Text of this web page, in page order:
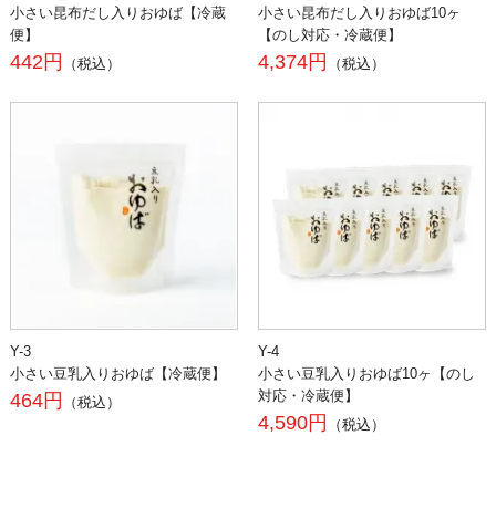
小さい昆布だし入りおゆば【冷蔵
便】
442円 （税込）
小さい昆布だし入りおゆば10ヶ
【のし対応・冷蔵便】
4,374円 （税込）
Y-3
小さい豆乳入りおゆば【冷蔵便】
464円 （税込）
Y-4
小さい豆乳入りおゆば10ヶ【のし
対応・冷蔵便】
4,590円 （税込）